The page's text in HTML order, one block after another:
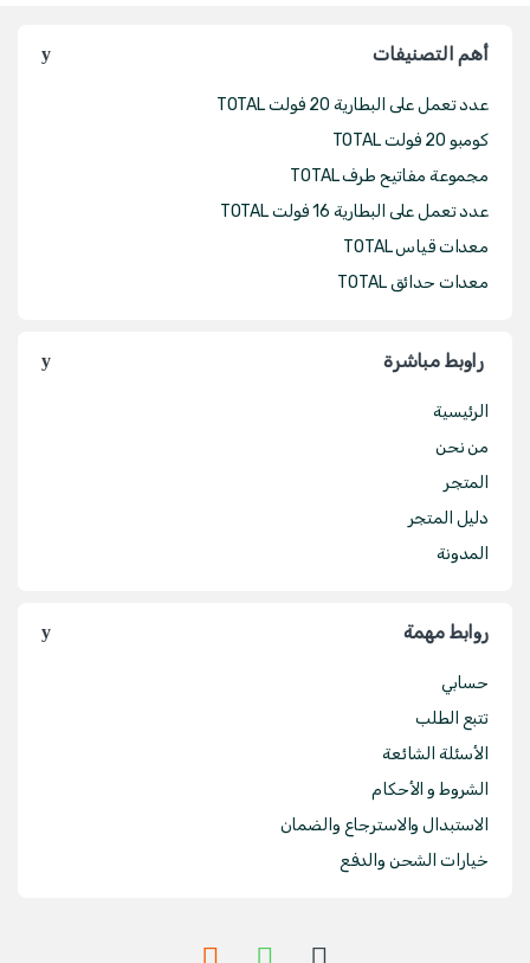
أهم التصنيفات
عدد تعمل على البطارية 20 فولت TOTAL
كومبو 20 فولت TOTAL
مجموعة مفاتيح طرف TOTAL
عدد تعمل على البطارية 16 فولت TOTAL
معدات قياس TOTAL
معدات حدائق TOTAL
راوبط مباشرة
الرئيسية
من نحن
المتجر
دليل المتجر
المدونة
روابط مهمة
حسابي
تتبع الطلب
الأسئلة الشائعة
الشروط و الأحكام
الاستبدال والاسترجاع والضمان
خيارات الشحن والدفع